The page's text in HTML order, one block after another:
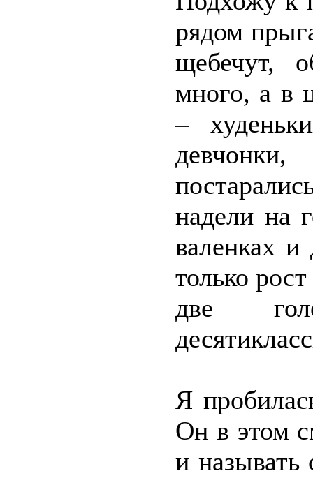
рядом
щебечут,
много, а в
–
надели на
валенках
только
две
Я
Он в этом
и называть